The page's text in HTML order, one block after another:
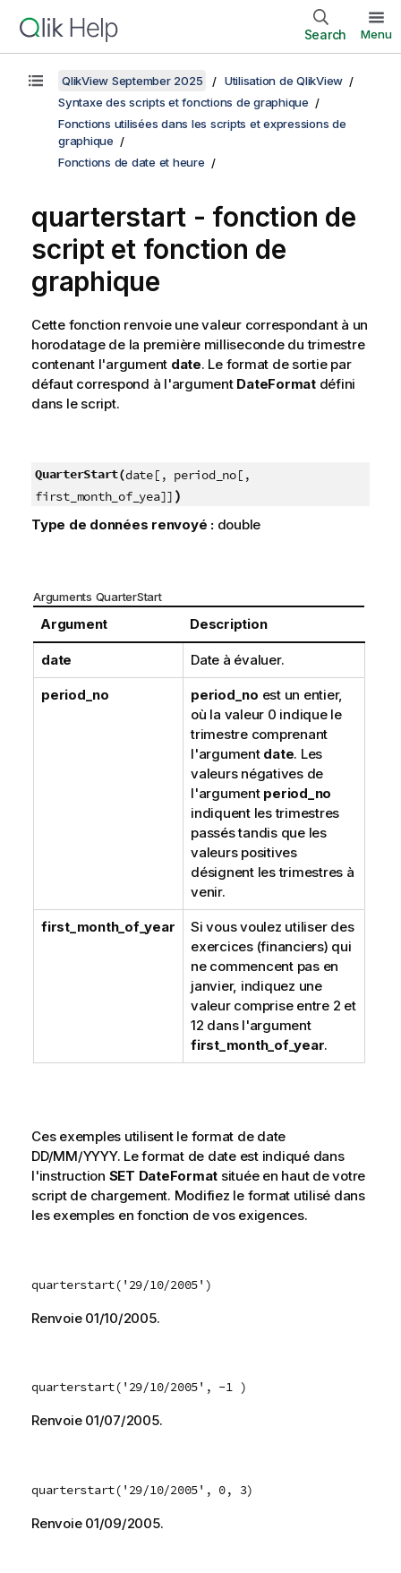
Search Menu
QlikView September 2025
Utilisation de QlikView
Syntaxe des scripts et fonctions de graphique
Fonctions utilisées dans les scripts et expressions de
graphique
Fonctions de date et heure
quarterstart - fonction de
script et fonction de
graphique
Cette fonction renvoie une valeur correspondant à un
horodatage de la première milliseconde du trimestre
contenant l'argument date. Le format de sortie par
défaut correspond à l'argument DateFormatdéfini
dans le script.
QuarterStart(date[, period_no[,
first_month_of_yea]] )
Type de données renvoyé :double
Arguments QuarterStart
Argument Description
date Date à évaluer.
period_no period_no est un entier,
où la valeur 0 indique le
trimestre comprenant
l'argument date. Les
valeurs négatives de
l'argument period_no
indiquent les trimestres
passés tandis que les
valeurs positives
désignent les trimestres à
venir.
first_month_of_year
Si vous voulez utiliser des
exercices (financiers) qui
ne commencent pas en
janvier, indiquez une
valeur comprise entre 2 et
12 dans l'argument
first_month_of_year.
Ces exemples utilisent le format de date
DD/MM/YYYY. Le format de date est indiqué dans
l'instruction SET DateFormat située en haut de votre
script de chargement. Modifiez le format utilisé dans
les exemples en fonction de vos exigences.
quarterstart('29/10/2005')
Renvoie 01/10/2005.
quarterstart('29/10/2005', -1 )
Renvoie 01/07/2005.
quarterstart('29/10/2005', 0, 3)
Renvoie 01/09/2005.